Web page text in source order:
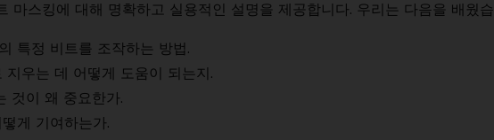
스킹에 대해 명확하고 실용적인 설명을 제공합니다. 우리는 다음을 배웠
특정 비트를 조작하는 방법.
우는 데 어떻게 도움이 되는지.
것이 왜 중요한가.
게 기여하는가.